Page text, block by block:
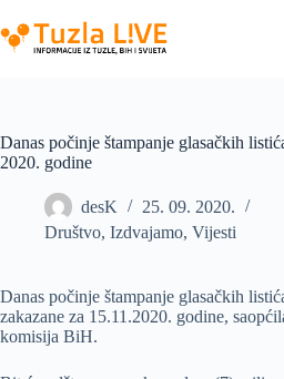
to
content
Danas počinje štampanje glasačkih
2020. godine
desK
25. 09. 2020.
Društvo, Izdvajamo, Vijesti
Danas počinje štampanje glasačkih
zakazane za 15.11.2020. godine,
komisija BiH.